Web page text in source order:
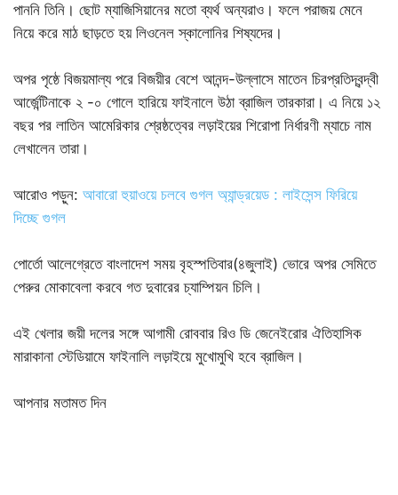
পাননি তিনি। ছোট ম্যাজিসিয়ানের মতো ব্যর্থ অন্যরাও। ফলে পরাজয় মেনে
নিয়ে করে মাঠ ছাড়তে হয় লিওনেল স্কালোনির শিষ্যদের।
অপর পৃষ্ঠে বিজয়মাল্য পরে বিজয়ীর বেশে আনন্দ-উল্লাসে মাতেন চিরপ্রতিদ্বন্দ্বী
আর্জেন্টিনাকে ২ -০ গোলে হারিয়ে ফাইনালে উঠা ব্রাজিল তারকারা। এ নিয়ে ১২
বছর পর লাতিন আমেরিকার শ্রেষ্ঠত্বের লড়াইয়ের শিরোপা নির্ধারণী ম্যাচে নাম
লেখালেন তারা।
আরোও পড়ুন: আবারো হুয়াওয়ে চলবে গুগল অ্যান্ড্রয়েড : লাইসেন্স ফিরিয়ে
দিচ্ছে গুগল
পোর্তো আলেগ্রেতে বাংলাদেশ সময় বৃহস্পতিবার(৪জুলাই) ভোরে অপর সেমিতে
পেরুর মোকাবেলা করবে গত দুবারের চ্যাম্পিয়ন চিলি।
এই খেলার জয়ী দলের সঙ্গে আগামী রোববার রিও ডি জেনেইরোর ঐতিহাসিক
মারাকানা স্টেডিয়ামে ফাইনালি লড়াইয়ে মুখোমুখি হবে ব্রাজিল।
আপনার মতামত দিন